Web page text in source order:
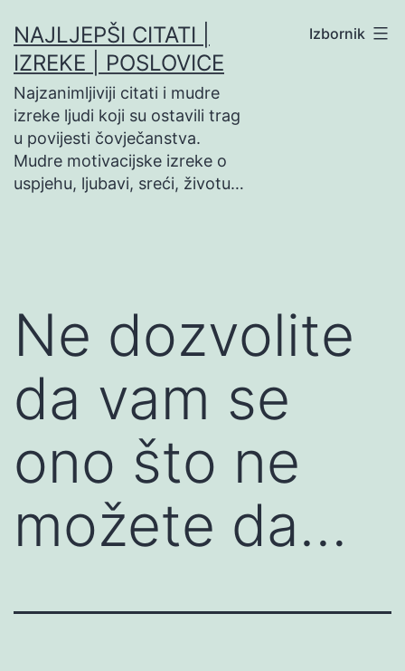
na
sadržaj
NAJLJEPŠI CITATI |
IZREKE | POSLOVICE
Najzanimljiviji citati i mudre
izreke ljudi koji su ostavili trag
u povijesti čovječanstva.
Mudre motivacijske izreke o
uspjehu, ljubavi, sreći, životu…
Izbornik
Ne dozvolite
da vam se
ono što ne
možete da…